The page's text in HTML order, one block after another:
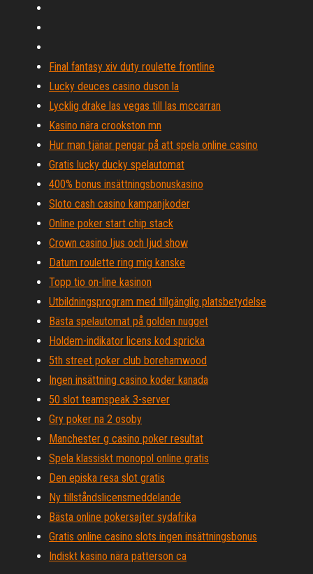
Final fantasy xiv duty roulette frontline
Lucky deuces casino duson la
Lycklig drake las vegas till las mccarran
Kasino nära crookston mn
Hur man tjänar pengar på att spela online casino
Gratis lucky ducky spelautomat
400% bonus insättningsbonuskasino
Sloto cash casino kampanjkoder
Online poker start chip stack
Crown casino ljus och ljud show
Datum roulette ring mig kanske
Topp tio on-line kasinon
Utbildningsprogram med tillgänglig platsbetydelse
Bästa spelautomat på golden nugget
Holdem-indikator licens kod spricka
5th street poker club borehamwood
Ingen insättning casino koder kanada
50 slot teamspeak 3-server
Gry poker na 2 osoby
Manchester g casino poker resultat
Spela klassiskt monopol online gratis
Den episka resa slot gratis
Ny tillståndslicensmeddelande
Bästa online pokersajter sydafrika
Gratis online casino slots ingen insättningsbonus
Indiskt kasino nära patterson ca